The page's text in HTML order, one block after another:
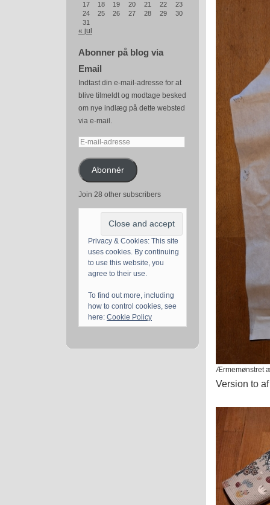
17
18 19 20 21 22
23
24
25 26 27 28 29
30
31
« jul
Abonner på blog via
Email
Indtast din e-mail-adresse for at
blive tilmeldt og modtage besked
om nye indlæg på dette websted
via e-mail.
E-
adresseAbonnér
Join 28 other subscribers
Privacy & Cookies: This site
uses cookies. By continuing
to use this website, you
agree to their use.
To find out more, including
how to control cookies, see
here: Cookie Policy
Ærmemønstret
Version to